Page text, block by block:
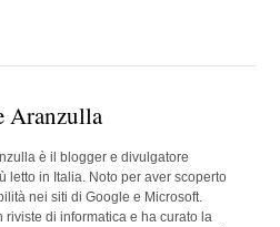
Aranzulla
è il blogger e divulgatore
letto in Italia. Noto per aver scoperto
nei siti di Google e Microsoft.
riviste di informatica e ha curato la